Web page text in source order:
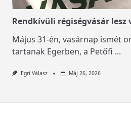
Rendkívüli régiségvásár lesz
Május 31-én, vasárnap ismét
tartanak Egerben, a Petőfi ...
Egri Válasz Máj 26, 2026